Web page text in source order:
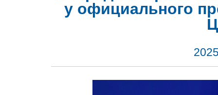
у официального